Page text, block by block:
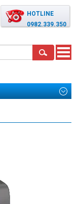
HOTLINE
0982.339.350
Toggle